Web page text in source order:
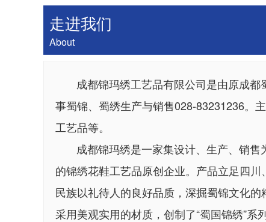
走进我们
About
成都锦玛绣工艺品有限公司是由原成都
事蜀锦、蜀绣生产与销售028-83231236。
工艺品等。
成都锦玛绣是一家集设计、生产、销
的锦绣花鞋工艺品原创企业。产品立足四
民族以礼待人的良好品质，深掘蜀锦文化
采用美观实用的材质，创制了“蜀国锦绣”
成都特产礼品